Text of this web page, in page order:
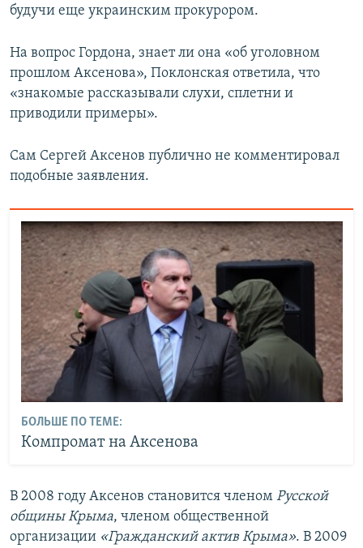
будучи еще украинским прокурором.
На вопрос Гордона, знает ли она «об уголовном
прошлом Аксенова», Поклонская ответила, что
«знакомые рассказывали слухи, сплетни и
приводили примеры».
Сам Сергей Аксенов публично не комментировал
подобные заявления.
БОЛЬШЕ ПО ТЕМЕ:
Компромат на Аксенова
В 2008 году Аксенов становится членом Русской
общины Крыма, членом общественной
организации «Гражданский актив Крыма». В 2009